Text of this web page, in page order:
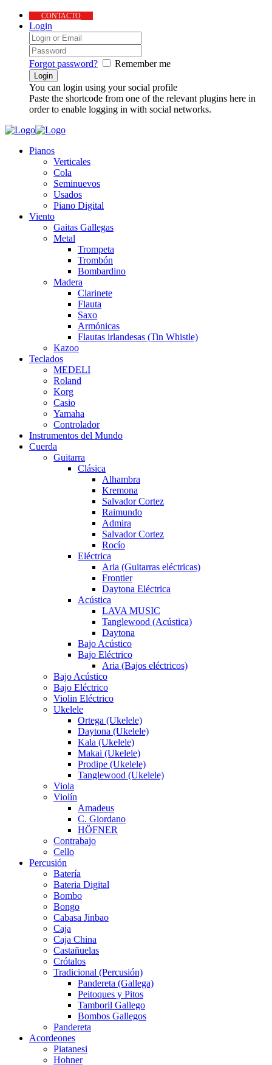
CONTACTO
Login
Forgot password? Remember me
You can login using your social profile
Paste the shortcode from one of the relevant plugins here in
order to enable logging in with social networks.
Pianos
Verticales
Cola
Seminuevos
Usados
Piano Digital
Viento
Gaitas Gallegas
Metal
Trompeta
Trombón
Bombardino
Madera
Clarinete
Flauta
Saxo
Armónicas
Flautas irlandesas (Tin Whistle)
Kazoo
Teclados
MEDELI
Roland
Korg
Casio
Yamaha
Controlador
Instrumentos del Mundo
Cuerda
Guitarra
Clásica
Alhambra
Kremona
Salvador Cortez
Raimundo
Admira
Salvador Cortez
Rocío
Eléctrica
Aria (Guitarras eléctricas)
Frontier
Daytona Eléctrica
Acústica
LAVA MUSIC
Tanglewood (Acústica)
Daytona
Bajo Acústico
Bajo Eléctrico
Aria (Bajos eléctricos)
Bajo Acústico
Bajo Eléctrico
Violin Eléctrico
Ukelele
Ortega (Ukelele)
Daytona (Ukelele)
Kala (Ukelele)
Makai (Ukelele)
Prodipe (Ukelele)
Tanglewood (Ukelele)
Viola
Violín
Amadeus
C. Giordano
HÖFNER
Contrabajo
Cello
Percusión
Batería
Bateria Digital
Bombo
Bongo
Cabasa Jinbao
Caja
Caja China
Castañuelas
Crótalos
Tradicional (Percusión)
Pandereta (Gallega)
Peitoques y Pitos
Tamboril Gallego
Bombos Gallegos
Pandereta
Acordeones
Piatanesi
Hohner